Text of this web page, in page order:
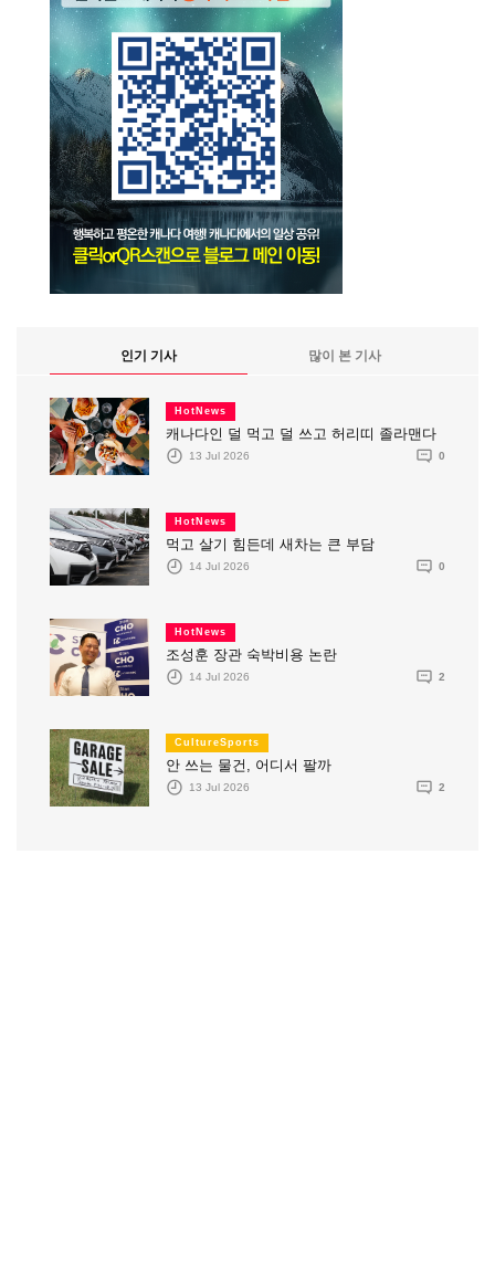
인기 기사 많이 본 기사
HotNews
캐나다인 덜 먹고 덜 쓰고 허리띠 졸라맨다
13 Jul 2026 0
HotNews
먹고 살기 힘든데 새차는 큰 부담
14 Jul 2026 0
HotNews
조성훈 장관 숙박비용 논란
14 Jul 2026 2
CultureSports
안 쓰는 물건, 어디서 팔까
13 Jul 2026 2